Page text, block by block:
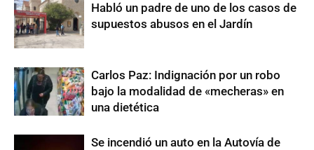
Habló un padre de uno de los casos de
supuestos abusos en el Jardín
Carlos Paz: Indignación por un robo
bajo la modalidad de «mecheras» en
una dietética
Se incendió un auto en la Autovía de